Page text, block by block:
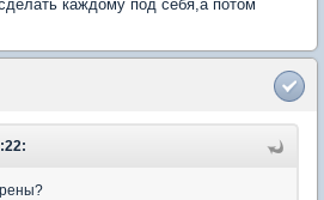
каждому под себя,а потом